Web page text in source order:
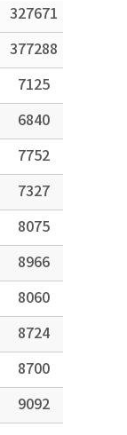
327671
377288
7125
6840
7752
7327
8075
8966
8060
8724
8700
9092